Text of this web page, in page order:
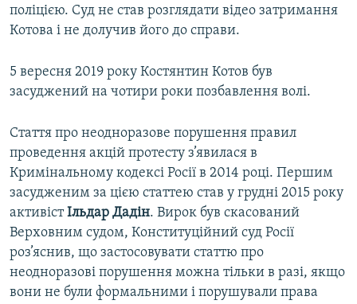
поліцією. Суд не став розглядати відео затримання
Котова і не долучив його до справи.
5 вересня 2019 року Костянтин Котов був
засуджений на чотири роки позбавлення волі.
Стаття про неодноразове порушення правил
проведення акцій протесту з’явилася в
Кримінальному кодексі Росії в 2014 році. Першим
засудженим за цією статтею став у грудні 2015 року
активістІльдар Дадін. Вирок був скасований
Верховним судом, Конституційний суд Росії
роз’яснив, що застосовувати статтю про
неодноразові порушення можна тільки в разі, якщо
вони не були формальними і порушували права